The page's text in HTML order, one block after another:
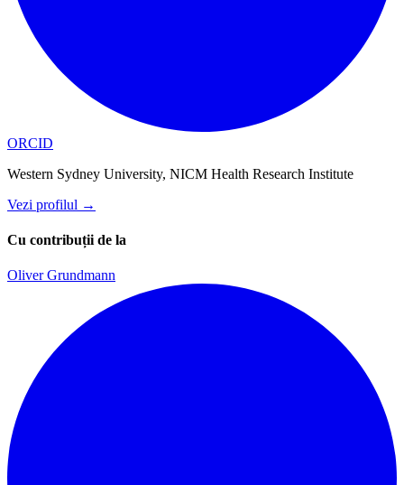
ORCID
Western Sydney University, NICM Health Research Institute
Vezi profilul →
Cu contribuții de la
Oliver Grundmann